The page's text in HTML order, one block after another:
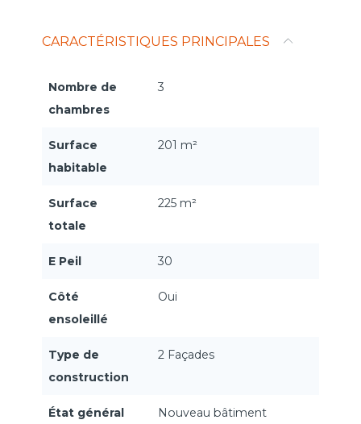
CARACTÉRISTIQUES PRINCIPALES
Nombre de
chambres
3
Surface
habitable
201 m²
Surface
totale
225 m²
E Peil 30
Côté
ensoleillé
Oui
Type de
construction
2 Façades
État général Nouveau bâtiment